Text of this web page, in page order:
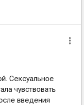
Сексуальное
чувствовать
введения